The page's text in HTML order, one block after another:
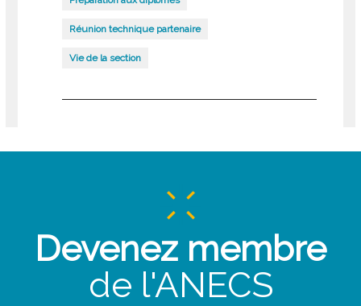
Réunion technique partenaire
Vie de la section
Devenez membre
de l'ANECS